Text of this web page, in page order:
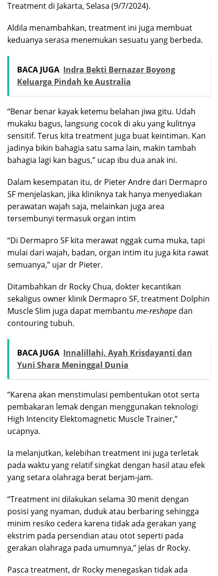
Treatment di Jakarta, Selasa (9/7/2024).
Aldila menambahkan, treatment ini juga membuat
keduanya serasa menemukan sesuatu yang berbeda.
BACA JUGA Indra Bekti Bernazar Boyong
Keluarga Pindah ke Australia
“Benar benar kayak ketemu belahan jiwa gitu. Udah
mukaku bagus, langsung cocok di aku yang kulitnya
sensitif. Terus kita treatment juga buat keintiman. Kan
jadinya bikin bahagia satu sama lain, makin tambah
bahagia lagi kan bagus,” ucap ibu dua anak ini.
Dalam kesempatan itu, dr Pieter Andre dari Dermapro
SF menjelaskan, jika kliniknya tak hanya menyediakan
perawatan wajah saja, melainkan juga area
tersembunyi termasuk organ intim
“Di Dermapro SF kita merawat nggak cuma muka, tapi
mulai dari wajah, badan, organ intim itu juga kita rawat
semuanya,” ujar dr Pieter.
Ditambahkan dr Rocky Chua, dokter kecantikan
sekaligus owner klinik Dermapro SF, treatment Dolphin
Muscle Slim juga dapat membantu me-reshape dan
contouring tubuh.
BACA JUGA Innalillahi, Ayah Krisdayanti dan
Yuni Shara Meninggal Dunia
“Karena akan menstimulasi pembentukan otot serta
pembakaran lemak dengan menggunakan teknologi
High Intencity Elektomagnetic Muscle Trainer,”
ucapnya.
Ia melanjutkan, kelebihan treatment ini juga terletak
pada waktu yang relatif singkat dengan hasil atau efek
yang setara olahraga berat berjam-jam.
“Treatment ini dilakukan selama 30 menit dengan
posisi yang nyaman, duduk atau berbaring sehingga
minim resiko cedera karena tidak ada gerakan yang
ekstrim pada persendian atau otot seperti pada
gerakan olahraga pada umumnya,” jelas dr Rocky.
Pasca treatment, dr Rocky menegaskan tidak ada